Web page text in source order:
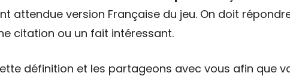
attendue version Française du jeu. On doit
citation ou un fait intéressant.
définition et les partageons avec vous afin que